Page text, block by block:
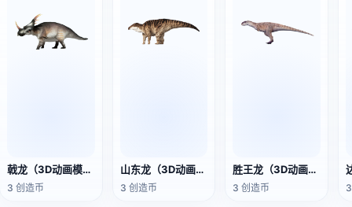
戟龙（3D动画模型）
3 创造币
山东龙（3D动画模型）
3 创造币
胜王龙（3D动画模型）
3 创造币